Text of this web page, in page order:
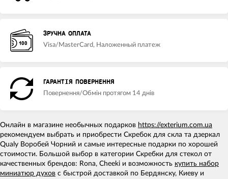
ЗРУЧНА ОПЛАТА
Visa/MasterCard, Наложенный платеж
ГАРАНТІЯ ПОВЕРНЕННЯ
Повернення/Обмін протягом 14 днів
Онлайн в магазине необычных подарков https://exterium.com.ua
рекомендуем выбрать и приобрести Скребок для скла та дзеркал
Qualy Воробей Чорний и самые интересные подарки по хорошей
стоимости. Большой выбор в категории Скребки для стекол от
качественных брендов: Rona, Cheeki и возможность купить набор
миниатюр духов с быстрой доставкой по Бердянску, Киеву и